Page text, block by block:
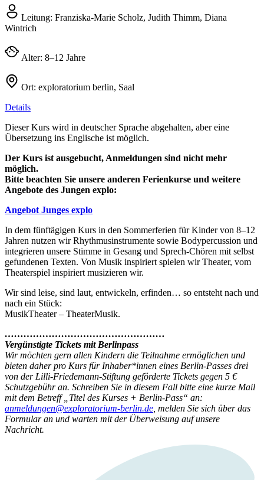
Leitung: Franziska-Marie Scholz, Judith Thimm, Diana
Wintrich
Alter: 8–12 Jahre
Ort: exploratorium berlin, Saal
Details
Dieser Kurs wird in deutscher Sprache abgehalten, aber eine
Übersetzung ins Englische ist möglich.
Der Kurs ist ausgebucht, Anmeldungen sind nicht mehr
möglich.
Bitte beachten Sie unsere anderen Ferienkurse und weitere
Angebote des Jungen explo:
Angebot Junges explo
In dem fünftägigen Kurs in den Sommerferien für Kinder von 8–12
Jahren nutzen wir Rhythmusinstrumente sowie Bodypercussion und
integrieren unsere Stimme in Gesang und Sprech-Chören mit selbst
gefundenen Texten. Von Musik inspiriert spielen wir Theater, vom
Theaterspiel inspiriert musizieren wir.
Wir sind leise, sind laut, entwickeln, erfinden… so entsteht nach und
nach ein Stück:
MusikTheater – TheaterMusik.
……………………………………………
Vergünstigte Tickets mit Berlinpass
Wir möchten gern allen Kindern die Teilnahme ermöglichen und
bieten daher pro Kurs für Inhaber*innen eines Berlin-Passes drei
von der Lilli-Friedemann-Stiftung geförderte Tickets gegen 5 €
Schutzgebühr an. Schreiben Sie in diesem Fall bitte eine kurze Mail
mit dem Betreff „Titel des Kurses + Berlin-Pass“ an:
anmeldungen@exploratorium-berlin.de , melden Sie sich über das
Formular an und warten mit der Überweisung auf unsere
Nachricht.